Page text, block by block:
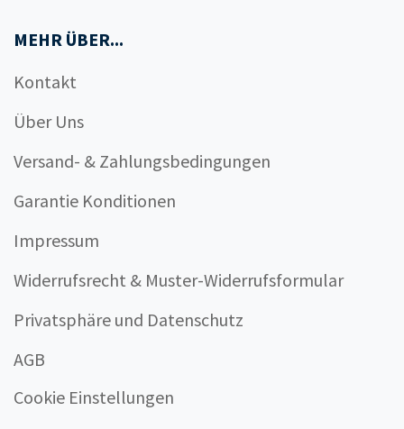
MEHR ÜBER...
Kontakt
Über Uns
Versand- & Zahlungsbedingungen
Garantie Konditionen
Impressum
Widerrufsrecht & Muster-Widerrufsformular
Privatsphäre und Datenschutz
AGB
Cookie Einstellungen